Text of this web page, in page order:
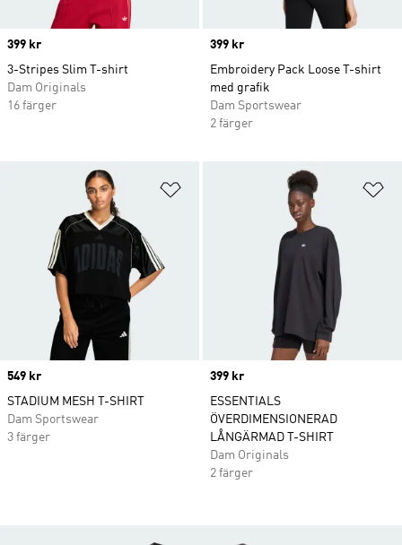
Price
399 kr
3-Stripes Slim T-shirt
Dam Originals
16 färger
Price
399 kr
Embroidery Pack Loose T-shirt
med grafik
Dam Sportswear
2 färger
Lägg till på önskelistan
Price
549 kr
STADIUM MESH T-SHIRT
Dam Sportswear
3 färger
Price
399 kr
ESSENTIALS
ÖVERDIMENSIONERAD
LÅNGÄRMAD T-SHIRT
Dam Originals
2 färger